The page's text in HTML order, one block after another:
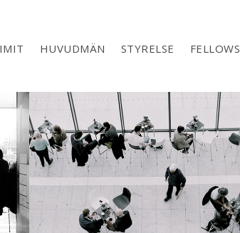
HUVUDMÄN STYRELSE FELLOWS